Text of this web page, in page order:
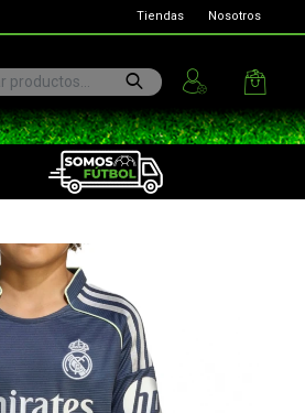
Tiendas Nosotros